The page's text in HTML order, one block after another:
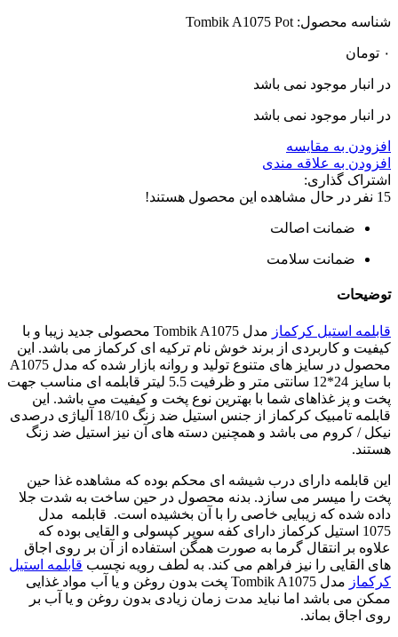
شناسه محصول: Tombik A1075 Pot
۰ تومان
در انبار موجود نمی باشد
در انبار موجود نمی باشد
افزودن به مقایسه
افزودن به علاقه مندی
اشتراک گذاری:
15 نفر در حال مشاهده این محصول هستند!
ضمانت اصالت
ضمانت سلامت
توضیحات
قابلمه استیل کرکماز
مدل Tombik A1075 محصولی جدید زیبا و با
کیفیت و کاربردی از برند خوش نام ترکیه ای کرکماز می باشد. این
محصول در سایز های متنوع تولید و روانه بازار شده که مدل A1075
با سایز 24*12 سانتی متر و ظرفیت 5.5 لیتر قابلمه ای مناسب جهت
پخت و پز غذاهای شما با بهترین نوع پخت و کیفیت می باشد. این
قابلمه تامبیک کرکماز از جنس استیل ضد زنگ 18/10 آلیاژی درصدی
نیکل / کروم می باشد و همچنین دسته های آن نیز استیل ضد زنگ
هستند.
این قابلمه دارای درب شیشه ای محکم بوده که مشاهده غذا حین
پخت را میسر می سازد. بدنه محصول در حین ساخت به شدت جلا
داده شده که زیبایی خاصی را با آن بخشیده است. قابلمه مدل
1075 استیل کرکماز دارای کفه سوپر کپسولی و القایی بوده که
علاوه بر انتقال گرما به صورت همگن استفاده از آن بر روی اجاق
های القایی را نیز فراهم می کند. به لطف رویه نچسب قابلمه استیل
کرکماز
مدل Tombik A1075 پخت بدون روغن و یا آب مواد غذایی
ممکن می باشد اما نباید مدت زمان زیادی بدون روغن و یا آب بر
روی اجاق بماند.